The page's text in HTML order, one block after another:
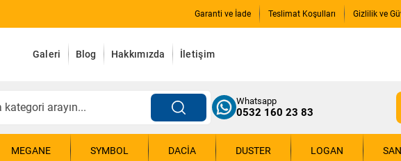
Garanti ve İade Teslimat Koşulları Gizlilik ve
Galeri Blog Hakkımızda İletişim
Whatsapp
0532 160 23 83
MEGANE SYMBOL DACIA DUSTER LOGAN